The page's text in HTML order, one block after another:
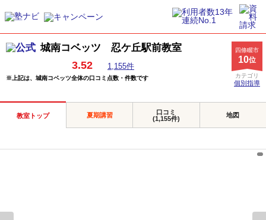
城南コベッツ 忍ケ丘駅前教室
3.52 1,155件
※上記は、城南コベッツ全体の口コミ点数・件数です
四條畷市
10位
カテゴリ
個別指導
教室トップ 夏期講習
口コミ
(1,155件)
地図